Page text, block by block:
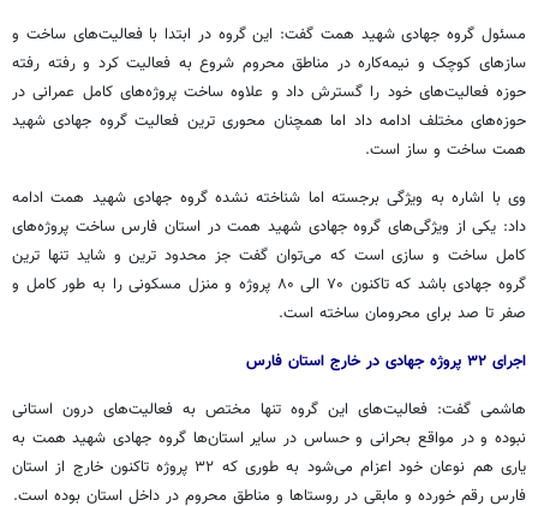
مسئول گروه جهادی شهید همت گفت: این گروه در ابتدا با فعالیت‌های ساخت و
سازهای کوچک و نیمه‌کاره در مناطق محروم شروع به فعالیت کرد و رفته رفته
حوزه فعالیت‌های خود را گسترش داد و علاوه ساخت پروژه‌های کامل عمرانی در
حوزه‌های مختلف ادامه داد اما همچنان محوریترین فعالیت گروه جهادی شهید
همت ساخت و ساز است.
وی با اشاره به ویژگی برجسته اما شناخته نشده گروه جهادی شهید همت ادامه
داد: یکی از ویژگی‌های گروه جهادی شهید همت در استان فارس ساخت پروژه‌های
کامل ساخت و سازی است که می‌توان گفت جز محدود ترینو شاید تنها ترین
گروه جهادی باشد که تاکنون ۷۰ الی ۸۰ پروژه و منزل مسکونی را به طور کامل و
صفر تا صد برای محرومان ساخته است.
اجرای ۳۲ پروژه جهادی در خارج استان فارس
هاشمی گفت: فعالیت‌های این گروه تنها مختص به فعالیت‌های درون استانی
نبوده و در مواقع بحرانی و حساس در سایر استان‌ها گروه جهادی شهید همت به
یاری هم نوعان خود اعزام می‌شود به طوری که ۳۲ پروژه تاکنون خارج از استان
فارس رقم خورده و مابقی در روستاها و مناطق محروم در داخل استان بوده است.